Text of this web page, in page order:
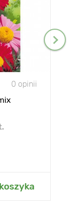
0 opinii